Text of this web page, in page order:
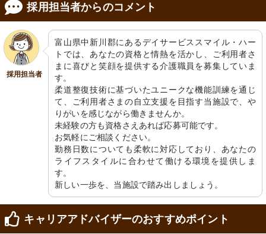
採用担当者からのコメント
採用担当者
富山県中新川郡にあるデイサービススマイル・ハー
トでは、あなたの資格と情熱を活かし、ご利用者さ
まに喜びと笑顔を提供する介護職員を募集していま
す。
柔道整復技術に基づいたユニークな機能訓練を通じ
て、ご利用者さまの自立支援を目指す当施設で、や
りがいを感じながら働きませんか。
未経験の方も資格さえあれば応募可能です。
お気軽にご相談ください。
勤務日数についても柔軟に対応しており、あなたの
ライフスタイルに合わせて働ける環境を提供しま
す。
新しい一歩を、当施設で踏み出しましょう。
キャリアアドバイザーのおすすめポイント